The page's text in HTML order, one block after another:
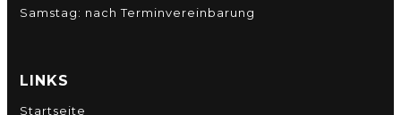
Samstag: nach Terminvereinbarung
LINKS
Startseite